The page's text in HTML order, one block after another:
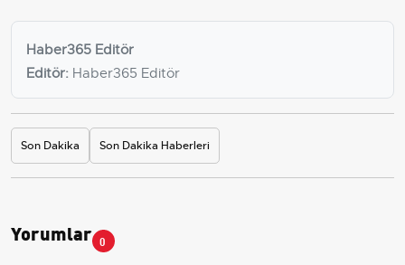
Haber365 Editör
Editör: Haber365 Editör
Son Dakika Son Dakika Haberleri
Yorumlar 0